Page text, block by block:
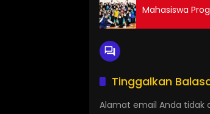
Mahasiswa
Tinggalkan
Alamat email Anda tidak